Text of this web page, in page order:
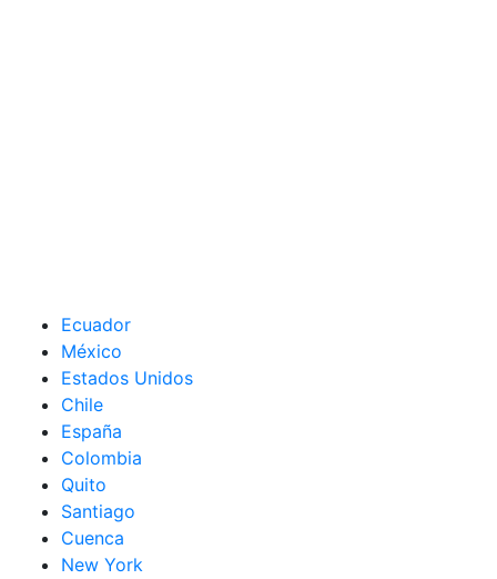
Ecuador
México
Estados Unidos
Chile
España
Colombia
Quito
Santiago
Cuenca
New York